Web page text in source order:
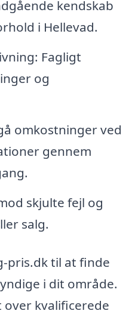
kendskab
i Hellevad.
Fagligt
og
omkostninger ved
gennem
skjulte fejl og
salg.
pris.dk til at finde
i dit område.
kvalificerede